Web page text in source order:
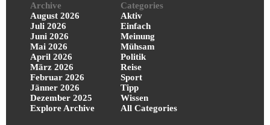
Archive
August 2026
Juli 2026
Juni 2026
Mai 2026
April 2026
März 2026
Februar 2026
Jänner 2026
Dezember 2025
Explore Archive
Categories
Aktiv
Einfach
Meinung
Mühsam
Politik
Reise
Sport
Tipp
Wissen
All Categories